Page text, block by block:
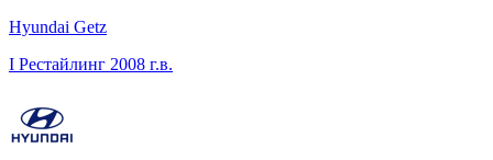
Hyundai Getz
I Рестайлинг 2008 г.в.